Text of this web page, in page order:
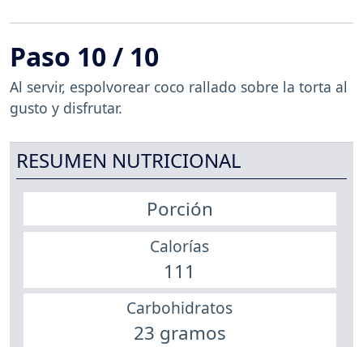
Paso 10 / 10
Al servir, espolvorear coco rallado sobre la torta al
gusto y disfrutar.
RESUMEN NUTRICIONAL
Porción
Calorías
111
Carbohidratos
23 gramos